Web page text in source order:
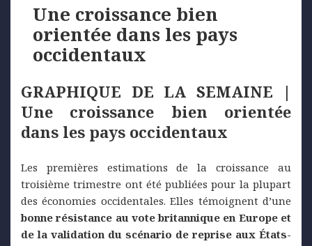
Une croissance bien
orientée dans les pays
occidentaux
GRAPHIQUE DE LA SEMAINE |
Une croissance bien orientée
dans les pays occidentaux
Les premières estimations de la croissance au
troisième trimestre ont été publiées pour la plupart
des économies occidentales. Elles témoignent d’une
bonne résistance au vote britannique en Europe et
de la validation du scénario de reprise aux États-